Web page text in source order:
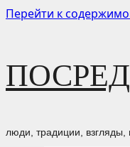
Перейти к
люди, традиции,